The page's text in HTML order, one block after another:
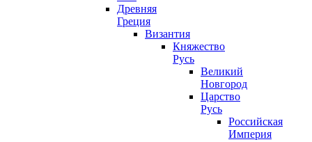
Древняя
Греция
Византия
Княжество
Русь
Великий
Новгород
Царство
Русь
Российская
Империя